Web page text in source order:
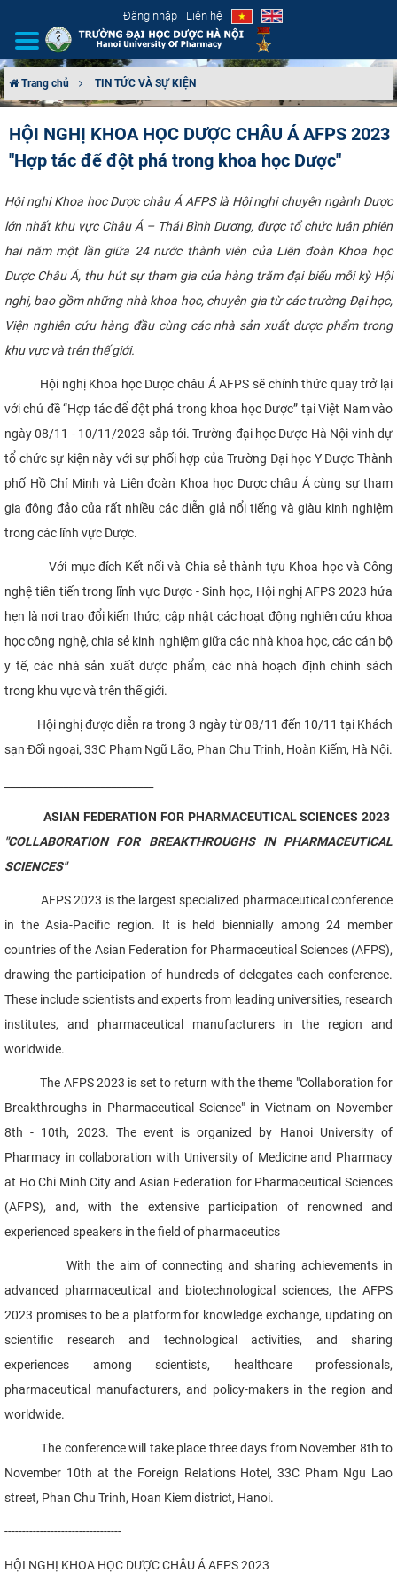
Đăng nhập Liên hệ
CƠ CẤU TỔ CHỨC
TUYỂN SINH
ĐÀO TẠO
ĐẢM BẢO CHẤT LƯỢNG
KHOA HỌC CÔNG NGHỆ
HTQT
CỰU NGƯỜI HỌC
Trang chủ TIN TỨC VÀ SỰ KIỆN
HỘI NGHỊ KHOA HỌC DƯỢC CHÂU Á AFPS 2023
"Hợp tác để đột phá trong khoa học Dược"
Hội nghị Khoa học Dược châu Á AFPS là Hội nghị chuyên ngành Dược
lớn nhất khu vực Châu Á – Thái Bình Dương, được tổ chức luân phiên
hai năm một lần giữa 24 nước thành viên của Liên đoàn Khoa học
Dược Châu Á, thu hút sự tham gia của hàng trăm đại biểu mỗi kỳ Hội
nghị, bao gồm những nhà khoa học, chuyên gia từ các trường Đại học,
Viện nghiên cứu hàng đầu cùng các nhà sản xuất dược phẩm trong
khu vực và trên thế giới.
Hội nghị Khoa học Dược châu Á AFPS sẽ chính thức quay trở lại
với chủ đề “Hợp tác để đột phá trong khoa học Dược” tại Việt Nam vào
ngày 08/11 - 10/11/2023 sắp tới. Trường đại học Dược Hà Nội vinh dự
tổ chức sự kiện này với sự phối hợp của Trường Đại học Y Dược Thành
phố Hồ Chí Minh và Liên đoàn Khoa học Dược châu Á cùng sự tham
gia đông đảo của rất nhiều các diễn giả nổi tiếng và giàu kinh nghiệm
trong các lĩnh vực Dược.
Với mục đích Kết nối và Chia sẻ thành tựu Khoa học và Công
nghệ tiên tiến trong lĩnh vực Dược - Sinh học, Hội nghị AFPS 2023 hứa
hẹn là nơi trao đổi kiến thức, cập nhật các hoạt động nghiên cứu khoa
học công nghệ, chia sẻ kinh nghiệm giữa các nhà khoa học, các cán bộ
y tế, các nhà sản xuất dược phẩm, các nhà hoạch định chính sách
trong khu vực và trên thế giới.
Hội nghị được diễn ra trong 3 ngày từ 08/11 đến 10/11 tại Khách
sạn Đối ngoại, 33C Phạm Ngũ Lão, Phan Chu Trinh, Hoàn Kiếm, Hà Nội.
ASIAN FEDERATION FOR PHARMACEUTICAL SCIENCES 2023
"COLLABORATION FOR BREAKTHROUGHS IN PHARMACEUTICAL
SCIENCES"
AFPS 2023 is the largest specialized pharmaceutical conference
in the Asia-Pacific region. It is held biennially among 24 member
countries of the Asian Federation for Pharmaceutical Sciences (AFPS),
drawing the participation of hundreds of delegates each conference.
These include scientists and experts from leading universities, research
institutes, and pharmaceutical manufacturers in the region and
worldwide.
The AFPS 2023 is set to return with the theme "Collaboration for
Breakthroughs in Pharmaceutical Science" in Vietnam on November
8th - 10th, 2023. The event is organized by Hanoi University of
Pharmacy in collaboration with University of Medicine and Pharmacy
at Ho Chi Minh City and Asian Federation for Pharmaceutical Sciences
(AFPS), and, with the extensive participation of renowned and
experienced speakers in the field of pharmaceutics
With the aim of connecting and sharing achievements in
advanced pharmaceutical and biotechnological sciences, the AFPS
2023 promises to be a platform for knowledge exchange, updating on
scientific research and technological activities, and sharing
experiences among scientists, healthcare professionals,
pharmaceutical manufacturers, and policy-makers in the region and
worldwide.
The conference will take place three days from November 8th to
November 10th at the Foreign Relations Hotel, 33C Pham Ngu Lao
street, Phan Chu Trinh, Hoan Kiem district, Hanoi.
---------------------------------
HỘI NGHỊ KHOA HỌC DƯỢC CHÂU Á AFPS 2023